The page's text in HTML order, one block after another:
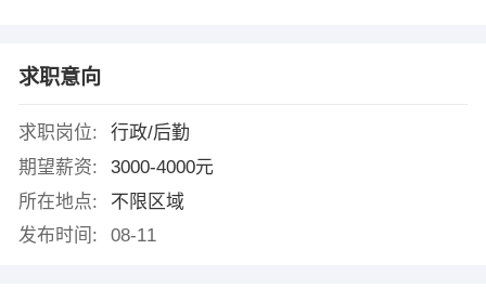
求职意向
求职岗位:
行政/后勤
期望薪资:
3000-4000元
所在地点:
不限区域
发布时间:
08-11